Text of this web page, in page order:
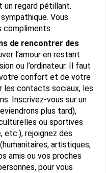
un regard pétillant.
Vous
compliments.
de rencontrer des
l’amour en restant
ou l’ordinateur. Il faut
confort et de votre
contacts sociaux, les
Inscrivez-vous sur un
plus tard),
ou sportives
etc.), rejoignez des
artistiques,
amis ou vos proches
pour vous